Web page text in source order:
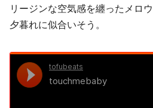
リージンな空気感を纏った メロウ
夕暮れに似合いそう。